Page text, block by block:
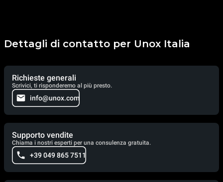
Dettagli di contatto per Unox Italia
Richieste generali
Scrivici, ti risponderemo al più presto.
info@unox.com
Supporto vendite
Chiama i nostri esperti per una consulenza gratuita.
+39 049 865 7511